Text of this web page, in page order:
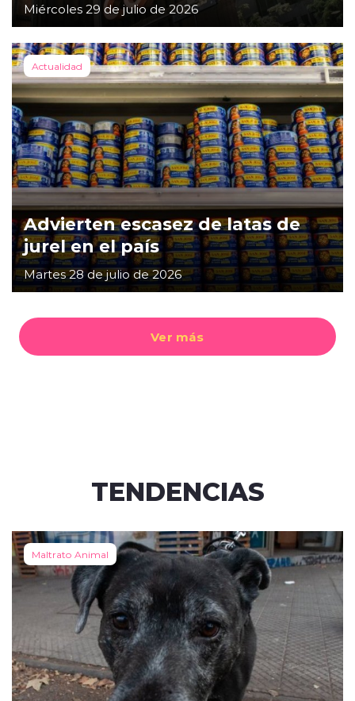
Ver más
Miércoles 29 de julio de 2026
Actualidad
Advierten escasez de latas de
jurel en el país
Martes 28 de julio de 2026
TENDENCIAS
Maltrato Animal